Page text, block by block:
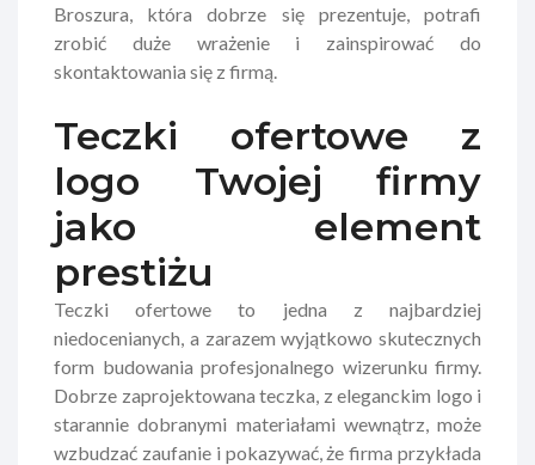
Broszura, która dobrze się prezentuje, potrafi
zrobić duże wrażenie i zainspirować do
skontaktowania się z firmą.
Teczki ofertowe z
logo Twojej firmy
jako element
prestiżu
Teczki ofertowe to jedna z najbardziej
niedocenianych, a zarazem wyjątkowo skutecznych
form budowania profesjonalnego wizerunku firmy.
Dobrze zaprojektowana teczka, z eleganckim logo i
starannie dobranymi materiałami wewnątrz, może
wzbudzać zaufanie i pokazywać, że firma przykłada